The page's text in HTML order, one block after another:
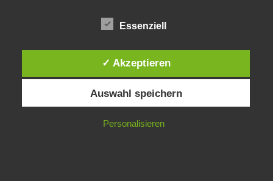
Essenziell
✓ Akzeptieren
Auswahl speichern
Personalisieren